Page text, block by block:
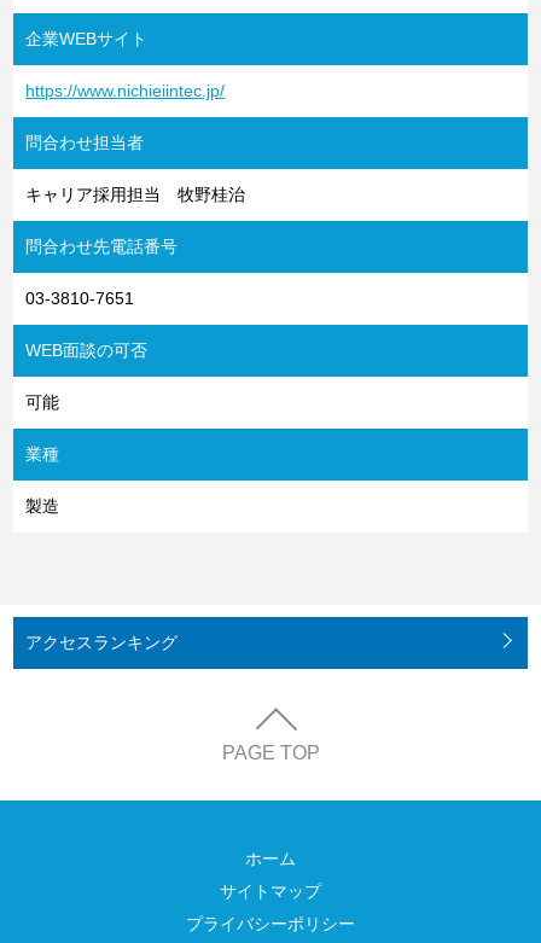
企業WEBサイト
https://www.nichieiintec.jp/
問合わせ担当者
キャリア採用担当 牧野桂治
問合わせ先電話番号
03-3810-7651
WEB面談の可否
可能
業種
製造
アクセスランキング
PAGE TOP
ホーム
サイトマップ
プライバシーポリシー